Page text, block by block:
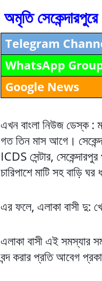
অমৃতি
Telegram
WhatsApp
Google News
এখন বাংলা নিউজ ডেস্ক :
গত তিন মাস আগে।
ICDS সেন্টার,
চারিপাশে মাটি সহ বাড়ি
এর ফলে, এলাকা বাসী দু:
এলাকা বাসী এই সমস্যার
বন্দ করার প্রতি আবেগ